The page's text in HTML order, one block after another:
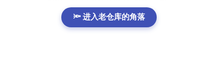
🔦 进入老仓库的角落